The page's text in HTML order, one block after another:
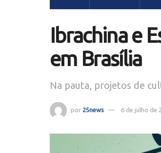
Ibrachina e
em Brasília
Na pauta, projetos de
por 25news 6 de julho de